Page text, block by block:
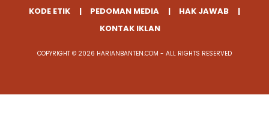
KODE ETIK
PEDOMAN MEDIA
HAK JAWAB
KONTAK IKLAN
COPYRIGHT © 2026 HARIANBANTEN.COM - ALL RIGHTS RESERVED